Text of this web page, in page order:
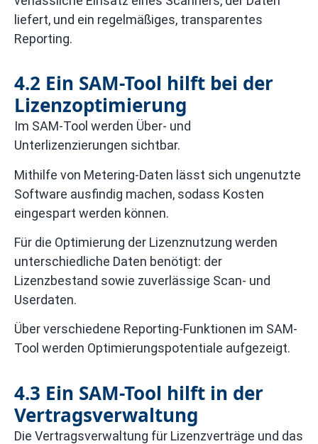
liefert, und ein regelmäßiges, transparentes
Reporting.
4.2 Ein SAM-Tool hilft bei der
Lizenzoptimierung
Im SAM-Tool werden Über- und
Unterlizenzierungen sichtbar.
Mithilfe von Metering-Daten lässt sich ungenutzte
Software ausfindig machen, sodass Kosten
eingespart werden können.
Für die Optimierung der Lizenznutzung werden
unterschiedliche Daten benötigt: der
Lizenzbestand sowie zuverlässige Scan- und
Userdaten.
Über verschiedene Reporting-Funktionen im SAM-
Tool werden Optimierungspotentiale aufgezeigt.
4.3 Ein SAM-Tool hilft in der
Vertragsverwaltung
Die Vertragsverwaltung für Lizenzverträge und das